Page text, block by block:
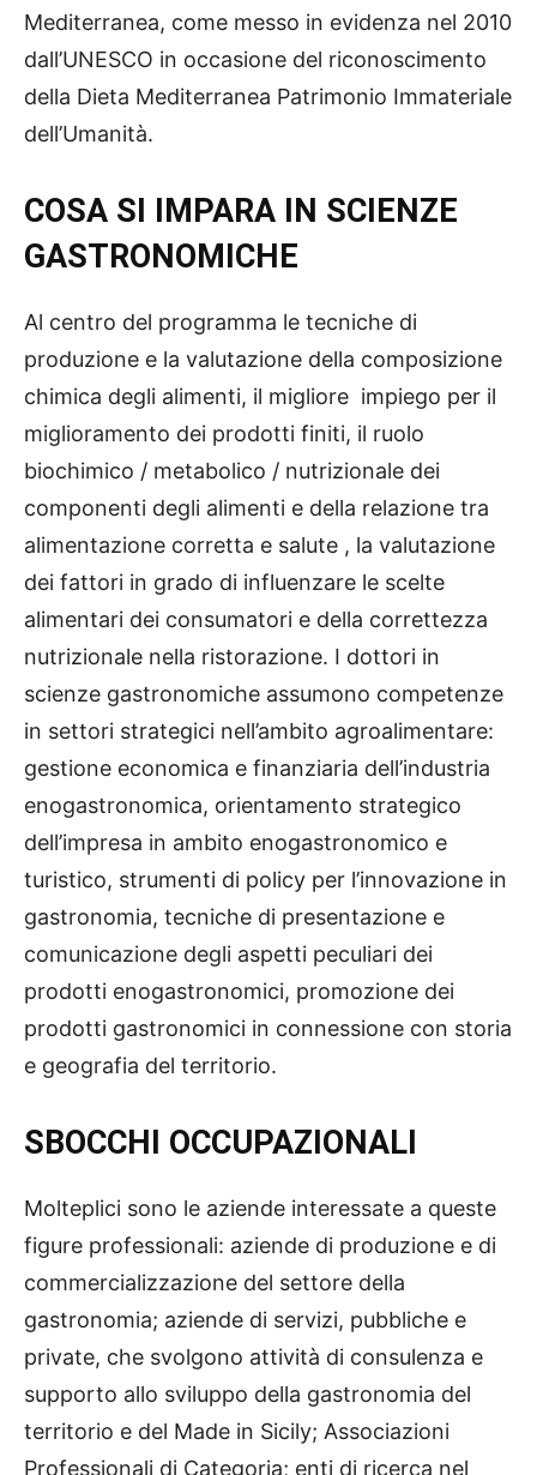
Mediterranea, come messo in evidenza nel 2010
dall’UNESCO in occasione del riconoscimento
della Dieta Mediterranea Patrimonio Immateriale
dell’Umanità.
COSA SI IMPARA IN SCIENZE
GASTRONOMICHE
Al centro del programma le tecniche di
produzione e la valutazione della composizione
chimica degli alimenti, il migliore impiego per il
miglioramento dei prodotti finiti, il ruolo
biochimico / metabolico / nutrizionale dei
componenti degli alimenti e della relazione tra
alimentazione corretta e salute , la valutazione
dei fattori in grado di influenzare le scelte
alimentari dei consumatori e della correttezza
nutrizionale nella ristorazione. I dottori in
scienze gastronomiche assumono competenze
in settori strategici nell’ambito agroalimentare:
gestione economica e finanziaria dell’industria
enogastronomica, orientamento strategico
dell’impresa in ambito enogastronomico e
turistico, strumenti di policy per l’innovazione in
gastronomia, tecniche di presentazione e
comunicazione degli aspetti peculiari dei
prodotti enogastronomici, promozione dei
prodotti gastronomici in connessione con storia
e geografia del territorio.
SBOCCHI OCCUPAZIONALI
Molteplici sono le aziende interessate a queste
figure professionali: aziende di produzione e di
commercializzazione del settore della
gastronomia; aziende di servizi, pubbliche e
private, che svolgono attività di consulenza e
supporto allo sviluppo della gastronomia del
territorio e del Made in Sicily; Associazioni
Professionali di Categoria; enti di ricerca nel